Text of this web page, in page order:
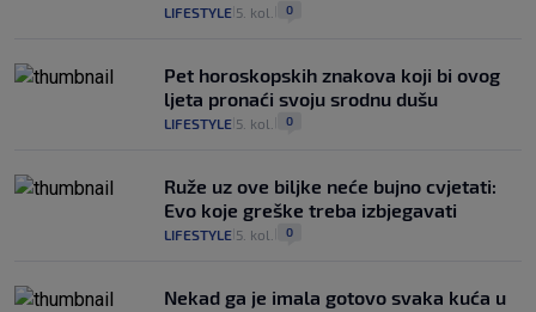
LIFESTYLE 5. kol. 0
Pet horoskopskih znakova koji bi ovog
ljeta pronaći svoju srodnu dušu
LIFESTYLE 5. kol. 0
Ruže uz ove biljke neće bujno cvjetati:
Evo koje greške treba izbjegavati
LIFESTYLE 5. kol. 0
Nekad ga je imala gotovo svaka kuća u